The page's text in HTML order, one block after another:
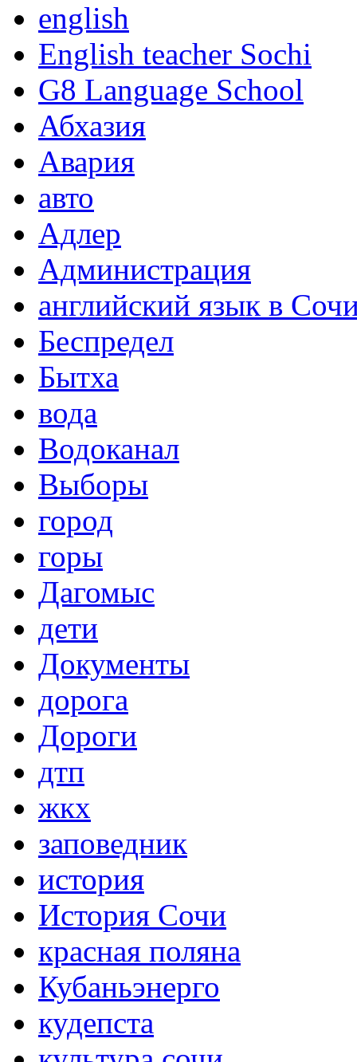
english
English teacher Sochi
G8 Language School
Абхазия
Авария
авто
Адлер
Администрация
английский язык в
Беспредел
Бытха
вода
Водоканал
Выборы
город
горы
Дагомыс
дети
Документы
дорога
Дороги
дтп
жкх
заповедник
история
История Сочи
красная поляна
Кубаньэнерго
кудепста